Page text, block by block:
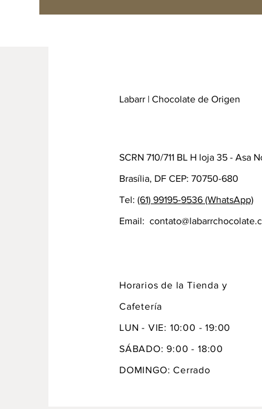
Labarr | Chocolate de Origen
SCRN 710/711 BL H loja 35 - Asa
Brasília, DF CEP: 70750-680
Tel: (61) 99195-9536 (WhatsApp)
Email:
Horarios de la Tienda y
Cafetería
LUN - VIE: 10:00 - 19:00
SÁBADO: 9:00 - 18:00
DOMINGO: Cerrado